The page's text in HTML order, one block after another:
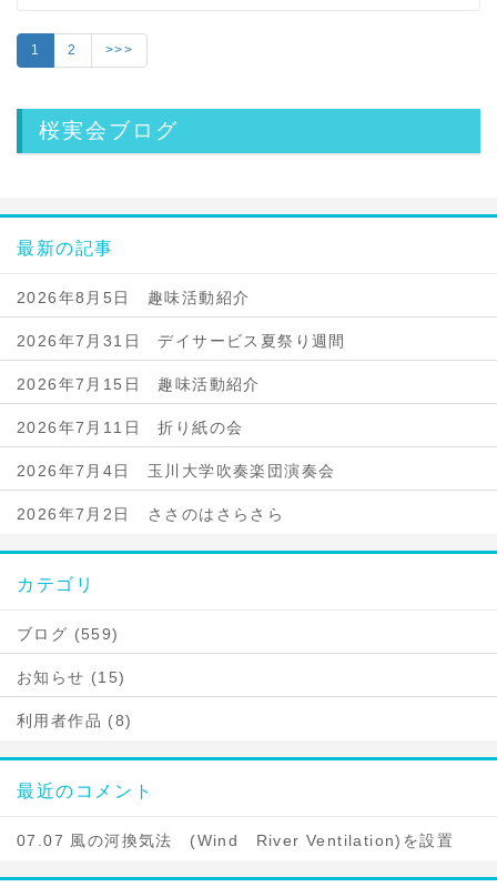
1 2 >>>
桜実会ブログ
最新の記事
2026年8月5日 趣味活動紹介
2026年7月31日 デイサービス夏祭り週間
2026年7月15日 趣味活動紹介
2026年7月11日 折り紙の会
2026年7月4日 玉川大学吹奏楽団演奏会
2026年7月2日 ささのはさらさら
カテゴリ
ブログ (559)
お知らせ (15)
利用者作品 (8)
最近のコメント
07.07 風の河換気法 (Wind River Ventilation)を設置